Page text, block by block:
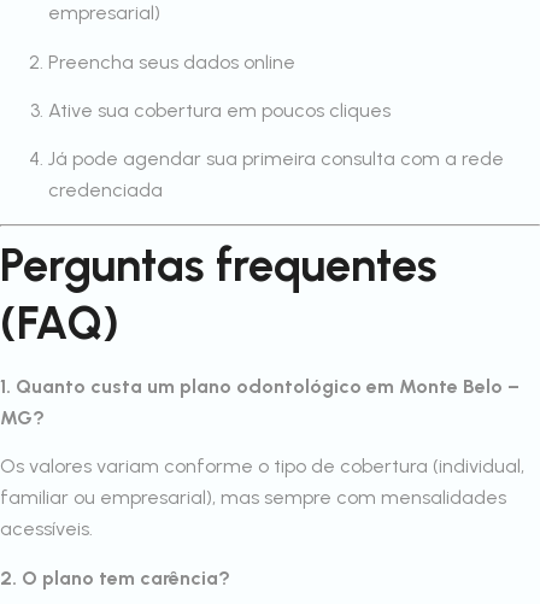
empresarial)
Preencha seus dados online
Ative sua cobertura em poucos cliques
Já pode agendar sua primeira consulta com a rede
credenciada
Perguntas frequentes
(FAQ)
1. Quanto custa um plano odontológico em Monte Belo –
MG?
Os valores variam conforme o tipo de cobertura (individual,
familiar ou empresarial), mas sempre com mensalidades
acessíveis.
2. O plano tem carência?